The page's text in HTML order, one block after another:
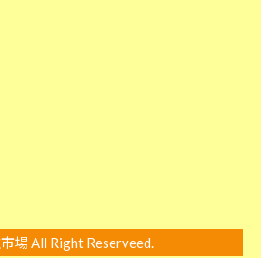
場 All Right Reserveed.